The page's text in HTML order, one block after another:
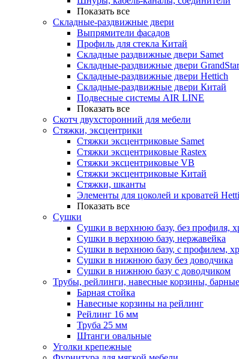
Показать все
Складные-раздвижные двери
Выпрямители фасадов
Профиль для стекла Китай
Складные раздвижные двери Samet
Складные-раздвижные двери GrandStar
Складные-раздвижные двери Hettich
Складные-раздвижные двери Китай
Подвесные системы AIR LINE
Показать все
Скотч двухсторонний для мебели
Стяжки, эксцентрики
Cтяжки эксцентриковые Samet
Стяжки эксцентриковые Rastex
Стяжки эксцентриковые VB
Стяжки эксцентриковые Китай
Стяжки, шканты
Элементы для цоколей и кроватей
Показать все
Сушки
Сушки в верхнюю базу, без профиля,
Сушки в верхнюю базу, нержавейка
Сушки в верхнюю базу, с профилем,
Сушки в нижнюю базу без доводчика
Сушки в нижнюю базу с доводчиком
Трубы, рейлинги, навесные корзины,
Барная стойка
Навесные корзины на рейлинг
Рейлинг 16 мм
Труба 25 мм
Штанги овальные
Уголки крепежные